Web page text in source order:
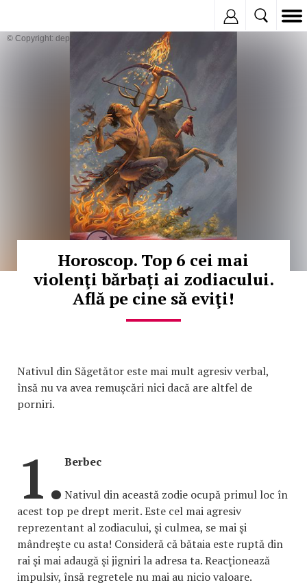
© Copyright: depositphotos
Horoscop. Top 6 cei mai
violenţi bărbaţi ai zodiacului.
Află pe cine să eviţi!
Nativul din Săgetător este mai mult agresiv verbal,
însă nu va avea remuşcări nici dacă are altfel de
porniri.
1. Berbec
Nativul din această zodie ocupă primul loc în
acest top pe drept merit. Este cel mai agresiv
reprezentant al zodiacului, şi culmea, se mai şi
mândreşte cu asta! Consideră că bătaia este ruptă din
rai şi mai adaugă şi jigniri la adresa ta. Reacţionează
impulsiv, însă regretele nu mai au nicio valoare.